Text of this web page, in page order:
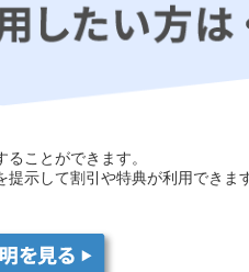
ことができます。
示して割引や特典が利用できま